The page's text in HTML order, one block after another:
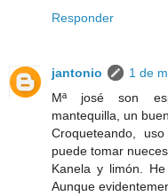
Responder
jantonio
1 de
Mª josé son
mantequilla, un
Croqueteando,
puede tomar
Kanela y limón.
Aunque